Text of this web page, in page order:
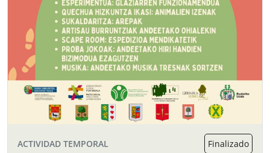
ACTIVIDAD TEMPORAL Finalizado